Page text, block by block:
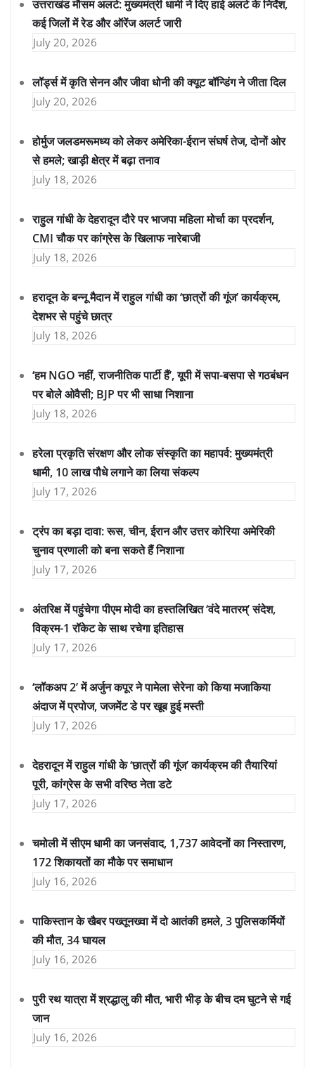
उत्तराखंड मौसम अलर्ट: मुख्यमंत्री धामी ने दिए हाई अलर्ट के निर्देश,
कई जिलों में रेड और ऑरेंज अलर्ट जारी
July 20, 2026
लॉर्ड्स में कृति सेनन और जीवा धोनी की क्यूट बॉन्डिंग ने जीता दिल
July 20, 2026
होर्मुज जलडमरूमध्य को लेकर अमेरिका-ईरान संघर्ष तेज, दोनों ओर
से हमले; खाड़ी क्षेत्र में बढ़ा तनाव
July 18, 2026
राहुल गांधी के देहरादून दौरे पर भाजपा महिला मोर्चा का प्रदर्शन,
CMI चौक पर कांग्रेस के खिलाफ नारेबाजी
July 18, 2026
हरादून के बन्नू मैदान में राहुल गांधी का ‘छात्रों की गूंज’ कार्यक्रम,
देशभर से पहुंचे छात्र
July 18, 2026
‘हम NGO नहीं, राजनीतिक पार्टी हैं’, यूपी में सपा-बसपा से गठबंधन
पर बोले ओवैसी; BJP पर भी साधा निशाना
July 18, 2026
हरेला प्रकृति संरक्षण और लोक संस्कृति का महापर्व: मुख्यमंत्री
धामी, 10 लाख पौधे लगाने का लिया संकल्प
July 17, 2026
ट्रंप का बड़ा दावा: रूस, चीन, ईरान और उत्तर कोरिया अमेरिकी
चुनाव प्रणाली को बना सकते हैं निशाना
July 17, 2026
अंतरिक्ष में पहुंचेगा पीएम मोदी का हस्तलिखित ‘वंदे मातरम्’ संदेश,
विक्रम-1 रॉकेट के साथ रचेगा इतिहास
July 17, 2026
‘लॉकअप 2’ में अर्जुन कपूर ने पामेला सेरेना को किया मजाकिया
अंदाज में प्रपोज, जजमेंट डे पर खूब हुई मस्ती
July 17, 2026
देहरादून में राहुल गांधी के ‘छात्रों की गूंज’ कार्यक्रम की तैयारियां
पूरी, कांग्रेस के सभी वरिष्ठ नेता डटे
July 17, 2026
चमोली में सीएम धामी का जनसंवाद, 1,737 आवेदनों का निस्तारण,
172 शिकायतों का मौके पर समाधान
July 16, 2026
पाकिस्तान के खैबर पख्तूनख्वा में दो आतंकी हमले, 3 पुलिसकर्मियों
की मौत, 34 घायल
July 16, 2026
पुरी रथ यात्रा में श्रद्धालु की मौत, भारी भीड़ के बीच दम घुटने से गई
जान
July 16, 2026